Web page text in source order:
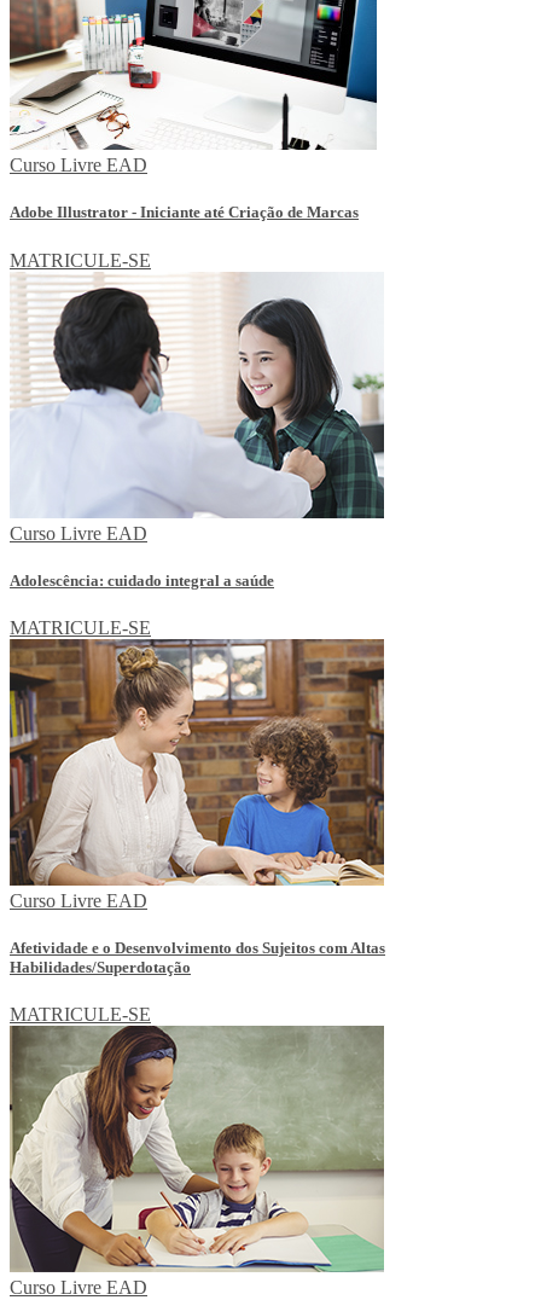
Curso Livre EAD
Adobe Illustrator - Iniciante até Criação de Marcas
MATRICULE-SE
Curso Livre EAD
Adolescência: cuidado integral a saúde
MATRICULE-SE
Curso Livre EAD
Afetividade e o Desenvolvimento dos Sujeitos com Altas
Habilidades/Superdotação
MATRICULE-SE
Curso Livre EAD